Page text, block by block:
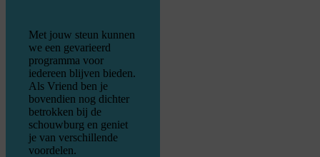
Met jouw steun kunnen
we een gevarieerd
programma voor
iedereen blijven bieden.
Als Vriend ben je
bovendien nog dichter
betrokken bij de
schouwburg en geniet
je van verschillende
voordelen.